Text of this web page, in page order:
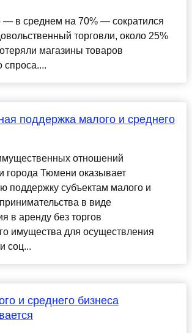
— в среднем на 70% — сократился
торговли, около 25%
магазины товаров
спроса....
поддержка малого и среднего
отношений
города Тюмени оказывает
поддержку субъектам малого и
в виде
в аренду без торгов
имущества для осуществления
соц...
и среднего бизнеса